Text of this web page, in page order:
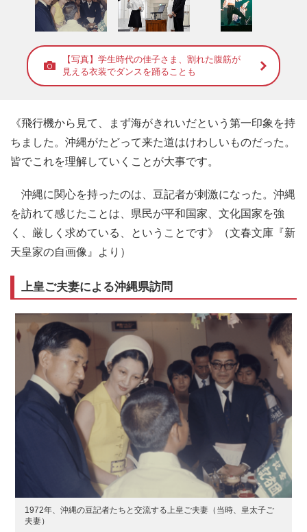
【写真】学生時代の佳子さま、割れた腹筋が
見える衣装でダンスを踊ることも
《飛行機から見て、まず海がきれいだという第一印象を持
ちました。沖縄がたどって来た道はけわしいものだった。
皆でこれを理解していくことが大事です。
沖縄に関心を持ったのは、豆記者が刺激になった。沖縄
を訪れて感じたことは、県民が平和国家、文化国家を強
く、厳しく求めている、ということです》（文春文庫『新
天皇家の自画像』より）
上皇ご夫妻による沖縄県訪問
1972年、沖縄の豆記者たちと交流する上皇ご夫妻（当時、皇太子ご
夫妻）